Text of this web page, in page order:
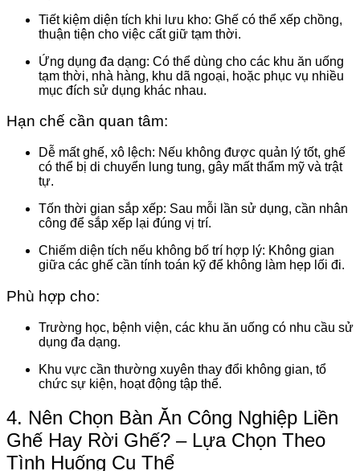
Tiết kiệm diện tích khi lưu kho: Ghế có thể xếp chồng,
thuận tiện cho việc cất giữ tạm thời.
Ứng dụng đa dạng: Có thể dùng cho các khu ăn uống
tạm thời, nhà hàng, khu dã ngoại, hoặc phục vụ nhiều
mục đích sử dụng khác nhau.
Hạn chế cần quan tâm:
Dễ mất ghế, xô lệch: Nếu không được quản lý tốt, ghế
có thể bị di chuyển lung tung, gây mất thẩm mỹ và trật
tự.
Tốn thời gian sắp xếp: Sau mỗi lần sử dụng, cần nhân
công để sắp xếp lại đúng vị trí.
Chiếm diện tích nếu không bố trí hợp lý: Không gian
giữa các ghế cần tính toán kỹ để không làm hẹp lối đi.
Phù hợp cho:
Trường học, bệnh viện, các khu ăn uống có nhu cầu sử
dụng đa dạng.
Khu vực cần thường xuyên thay đổi không gian, tổ
chức sự kiện, hoạt động tập thể.
4. Nên Chọn Bàn Ăn Công Nghiệp Liền
Ghế Hay Rời Ghế? – Lựa Chọn Theo
Tình Huống Cụ Thể